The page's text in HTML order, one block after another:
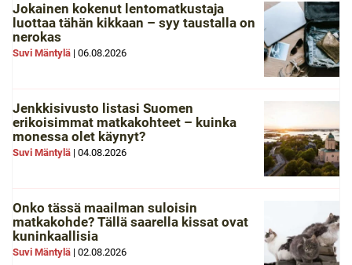
Jokainen kokenut lentomatkustaja
luottaa tähän kikkaan – syy taustalla on
nerokas
Suvi Mäntylä | 06.08.2026
Jenkkisivusto listasi Suomen
erikoisimmat matkakohteet – kuinka
monessa olet käynyt?
Suvi Mäntylä | 04.08.2026
Onko tässä maailman suloisin
matkakohde? Tällä saarella kissat ovat
kuninkaallisia
Suvi Mäntylä | 02.08.2026